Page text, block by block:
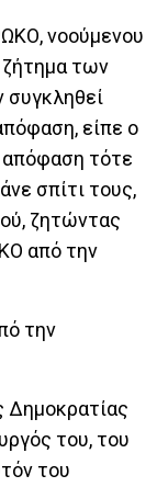
νοούμενου
ζήτημα των
είπε ο
τότε
σπίτι τους,
ζητώντας
από την
την
Δημοκρατίας
του, του
του